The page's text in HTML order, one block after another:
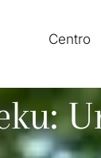
Centro